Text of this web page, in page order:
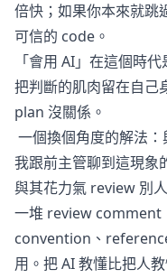
倍快；如果你本來就跳
可信的 code。
「會用 AI」在這個時
把判斷的肌肉留在自己
plan 沒關係。
一個換個角度的解法
我跟前主管聊到這現象
與其花力氣 review 別
一堆 review comment
convention、
用。把 AI 教懂比把人